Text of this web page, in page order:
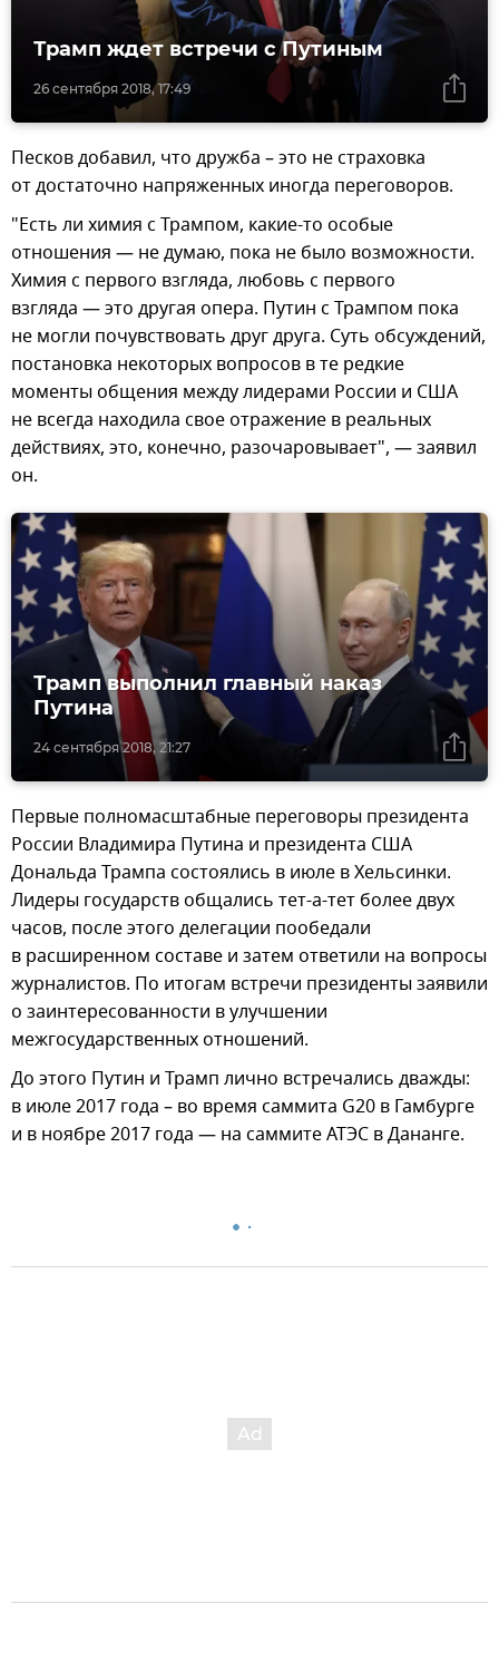
26 сентября 2018, 17:49
Трамп ждет встречи с Путиным
Песков добавил, что дружба – это не страховка
от достаточно напряженных иногда переговоров.
"Есть ли химия с Трампом, какие-то особые
отношения — не думаю, пока не было возможности.
Химия с первого взгляда, любовь с первого
взгляда — это другая опера. Путин с Трампом пока
не могли почувствовать друг друга. Суть обсуждений,
постановка некоторых вопросов в те редкие
моменты общения между лидерами России и США
не всегда находила свое отражение в реальных
действиях, это, конечно, разочаровывает", — заявил
он.
24 сентября 2018, 21:27
Трамп выполнил главный наказ
Путина
Первые полномасштабные переговоры президента
России Владимира Путина и президента США
Дональда Трампа состоялись в июле в Хельсинки.
Лидеры государств общались тет-а-тет более двух
часов, после этого делегации пообедали
в расширенном составе и затем ответили на вопросы
журналистов. По итогам встречи президенты заявили
о заинтересованности в улучшении
межгосударственных отношений.
До этого Путин и Трамп лично встречались дважды:
в июле 2017 года – во время саммита G20 в Гамбурге
и в ноябре 2017 года — на саммите АТЭС в Дананге.